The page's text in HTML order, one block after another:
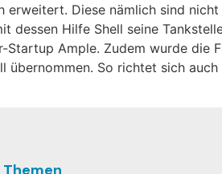
erweitert. Diese nämlich sind
dessen Hilfe Shell seine
Ample. Zudem wurde die
übernommen. So richtet sich